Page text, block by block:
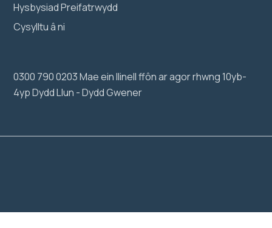
Hysbysiad Preifatrwydd
Cysylltu â ni
0300 790 0203 Mae ein llinell ffôn ar agor rhwng 10yb-
4yp Dydd Llun - Dydd Gwener